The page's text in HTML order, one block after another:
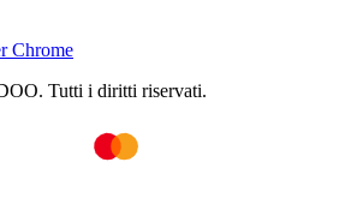
Chrome
Tutti i diritti riservati.